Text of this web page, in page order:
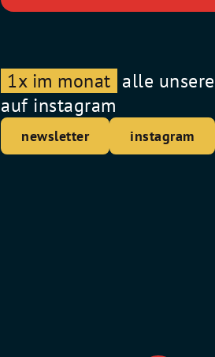
1x im monat alle
auf instagram
newsletter instagram